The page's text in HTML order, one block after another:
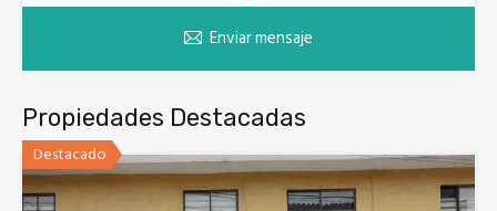
Enviar mensaje
Propiedades Destacadas
Destacado